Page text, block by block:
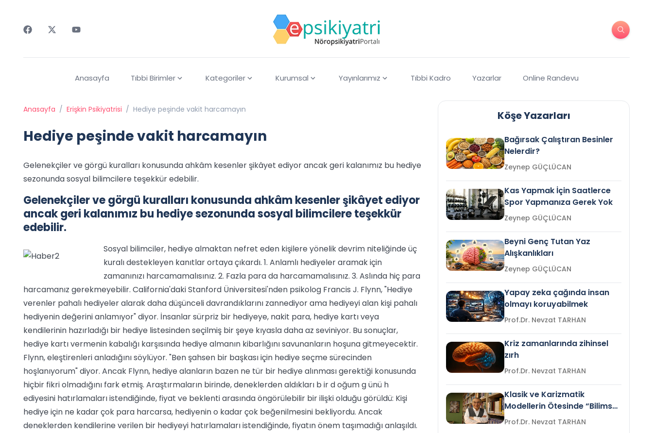
Anasayfa Tıbbi Birimler Kategoriler Kurumsal Yayınlarımız Tıbbi Kadro Yazarlar Online Randevu
Anasayfa / Erişkin Psikiyatrisi / Hediye peşinde vakit harcamayın
Hediye peşinde vakit harcamayın
Gelenekçiler ve görgü kuralları konusunda ahkâm kesenler şikâyet ediyor ancak geri kalanımız bu hediye
sezonunda sosyal bilimcilere teşekkür edebilir.
Gelenekçiler ve görgü kuralları konusunda ahkâm kesenler şikâyet ediyor
ancak geri kalanımız bu hediye sezonunda sosyal bilimcilere teşekkür
edebilir.
Sosyal bilimciler, hediye almaktan nefret eden kişilere yönelik devrim niteliğinde üç
kuralı destekleyen kanıtlar ortaya çıkardı. 1. Anlamlı hediyeler aramak için
zamanınızı harcamamalısınız. 2. Fazla para da harcamamalısınız. 3. Aslında hiç para
harcamanız gerekmeyebilir. California'daki Stanford Üniversitesi'nden psikolog Francis J. Flynn, "Hediye
verenler pahalı hediyeler alarak daha düşünceli davrandıklarını zannediyor ama hediyeyi alan kişi pahalı
hediyenin değerini anlamıyor" diyor. İnsanlar sürpriz bir hediyeye, nakit para, hediye kartı veya
kendilerinin hazırladığı bir hediye listesinden seçilmiş bir şeye kıyasla daha az seviniyor. Bu sonuçlar,
hediye kartı vermenin kabalığı karşısında hediye almanın kibarlığını savunanların hoşuna gitmeyecektir.
Flynn, eleştirenleri anladığını söylüyor. "Ben şahsen bir başkası için hediye seçme sürecinden
hoşlanıyorum" diyor. Ancak Flynn, hediye alanların bazen ne tür bir hediye alınması gerektiği konusunda
hiçbir fikri olmadığını fark etmiş. Araştırmaların birinde, deneklerden aldıkları b ir d oğum g ünü h
ediyesini hatırlamaları istendiğinde, fiyat ve beklenti arasında öngörülebilir bir ilişki olduğu görüldü: Kişi
hediye için ne kadar çok para harcarsa, hediyenin o kadar çok beğenilmesini bekliyordu. Ancak
deneklerden kendilerine verilen bir hediyeyi hatırlamaları istendiğinde, fiyatın önem taşımadığı anlaşıldı.
Köşe Yazarları
Bağırsak Çalıştıran Besinler
Nelerdir?
Zeynep GÜÇLÜCAN
Kas Yapmak İçin Saatlerce
Spor Yapmanıza Gerek Yok
Zeynep GÜÇLÜCAN
Beyni Genç Tutan Yaz
Alışkanlıkları
Zeynep GÜÇLÜCAN
Yapay zeka çağında insan
olmayı koruyabilmek
Prof.Dr. Nevzat TARHAN
Kriz zamanlarında zihinsel
zırh
Prof.Dr. Nevzat TARHAN
Klasik ve Karizmatik
Modellerin Ötesinde “Bilimsel
Liderlik”
Prof.Dr. Nevzat TARHAN